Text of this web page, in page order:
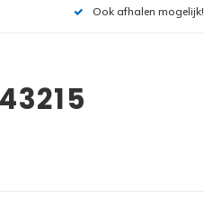
Ook afhalen mogelijk!